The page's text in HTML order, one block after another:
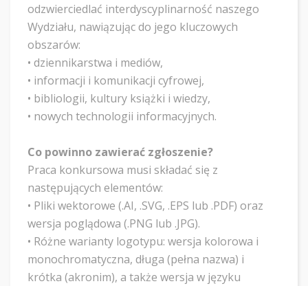
odzwierciedlać interdyscyplinarność naszego
Wydziału, nawiązując do jego kluczowych
obszarów:
• ​dziennikarstwa i mediów,
• ​informacji i komunikacji cyfrowej,
• ​bibliologii, kultury książki i wiedzy,
• ​nowych technologii informacyjnych.
Co powinno zawierać zgłoszenie?
​Praca konkursowa musi składać się z
następujących elementów:
• ​Pliki wektorowe (.AI, .SVG, .EPS lub .PDF) oraz
wersja poglądowa (.PNG lub .JPG).
• ​Różne warianty logotypu: wersja kolorowa i
monochromatyczna, długa (pełna nazwa) i
krótka (akronim), a także wersja w języku